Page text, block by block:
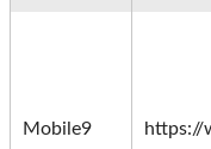
Mobile9 https://